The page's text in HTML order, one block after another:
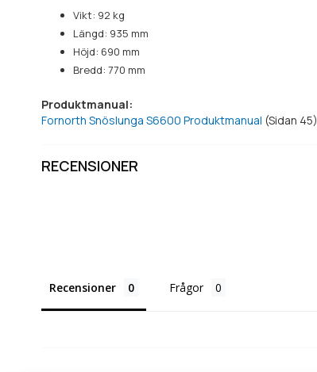
Vikt: 92 kg
Längd: 935 mm
Höjd: 690 mm
Bredd: 770 mm
Produktmanual:
Fornorth Snöslunga S6600 Produktmanual (Sidan 45)
RECENSIONER
Recensioner Frågor